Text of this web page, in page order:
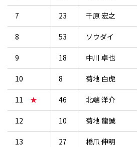
7 23 千原 宏之
8 53 ソウダイ
9 18 中川 卓也
10 8 菊地 白虎
11 ★ 46 北端 洋介
12 10 菊地 龍誠
13 27 橋爪 伸明